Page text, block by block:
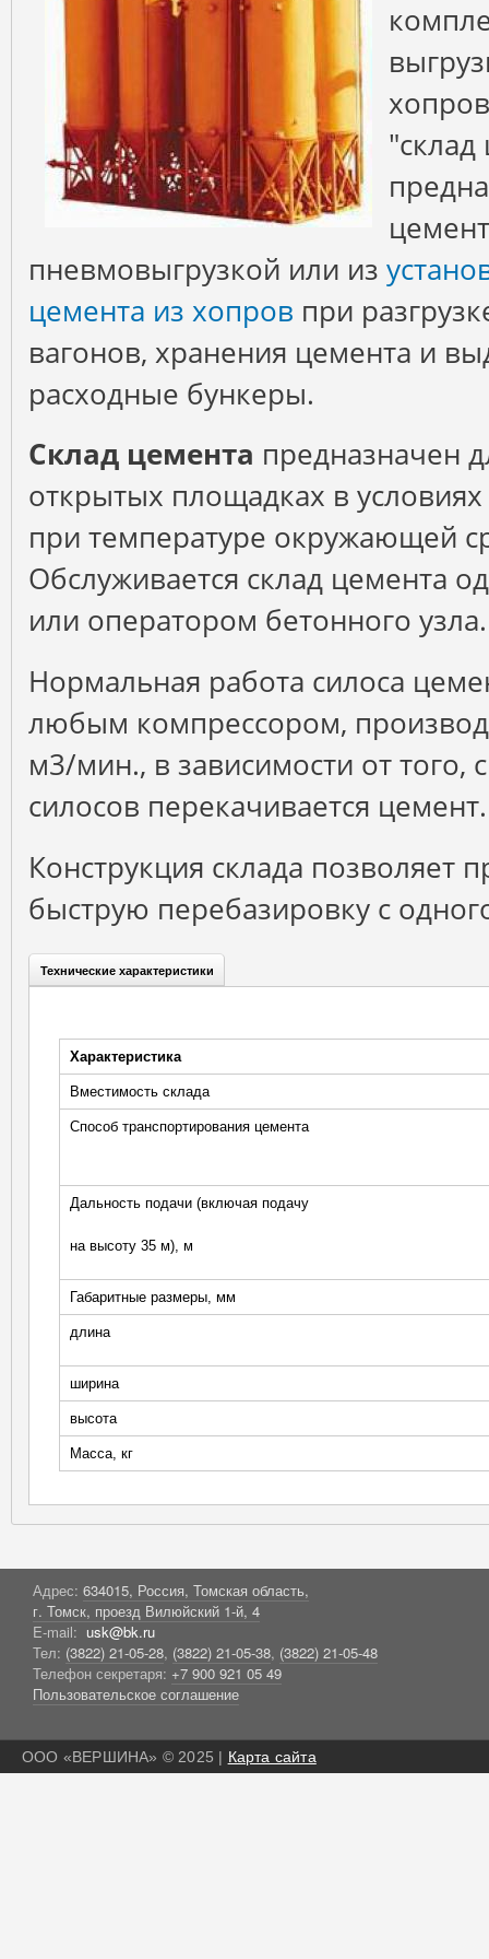
"склад
пневмовыгрузкой или из
цемента из хопров при
вагонов, хранения цемента и
расходные бункеры.
Склад цемента предназначен
открытых площадках в
при температуре окружающей
Обслуживается склад цемента
или оператором бетонного узла.
Нормальная работа силоса
любым компрессором,
м3/мин., в зависимости от того,
силосов перекачивается цемент.
Конструкция склада позволяет
быструю перебазировку с
Характеристики
Технические характеристики
вкладка)
Характеристика
Вместимость склада
Способ транспортирования цемента
Дальность подачи (включая подачу
на высоту 35 м), м
Габаритные размеры, мм
длина
ширина
высота
Масса, кг
Адрес: 634015, Россия, Томская область,
г. Томск, проезд Вилюйский 1-й, 4
E-mail: usk@bk.ru
Тел: (3822) 21-05-28, (3822) 21-05-38, (3822) 21-05-48
Телефон секретаря: +7 900 921 05 49
Пользовательское соглашение
ООО «ВЕРШИНА» © 2025 | Карта сайта